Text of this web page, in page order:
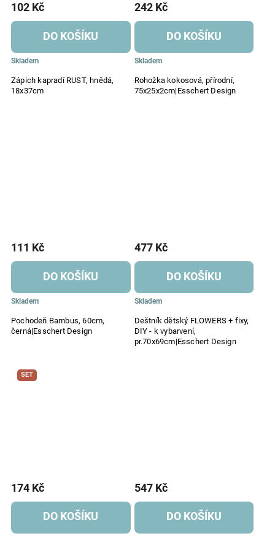
Zápich kapradí RUST, hnědá,
18x37cm
Skladem
102 Kč
DO KOŠÍKU
Rohožka kokosová, přírodní,
75x25x2cm|Esschert Design
Skladem
242 Kč
DO KOŠÍKU
Pochodeň Bambus, 60cm,
černá|Esschert Design
Skladem
111 Kč
DO KOŠÍKU
Deštník dětský FLOWERS + fixy,
DIY - k vybarvení,
pr.70x69cm|Esschert Design
Skladem
477 Kč
DO KOŠÍKU
SET
174 Kč
DO KOŠÍKU
547 Kč
DO KOŠÍKU